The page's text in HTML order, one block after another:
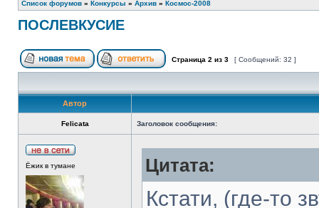
Список форумов » Конкурсы » Архив » Космос-2008
ПОСЛЕВКУСИЕ
Страница 2 из 3 [ Сообщений: 32 ]
Автор
Felicata Заголовок сообщения:
Ёжик в тумане Цитата:
Кстати, (где-то